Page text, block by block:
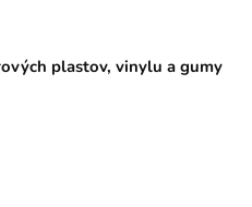
plastov, vinylu a gumy